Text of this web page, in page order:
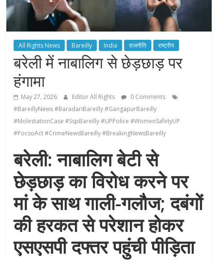
All Rights News Bareilly India राजनीति राष्ट्रीय
बरेली में नाबालिग से छेड़छाड़ पर
हंगामा
May 27, 2026 Editor All Rights
0 Comments
#BareillyNews #BaradariBareilly #GangapurBareilly
#MolestationCase #SspBareilly #UPPolice #WomenSafetyUP
#PocsoAct #CrimeNewsBareilly #BreakingNewsBareilly
बरेली: नाबालिग बेटी से
छेड़छाड़ का विरोध करने पर
मां के साथ गाली-गलौज; दबंगों
की हरकत से परेशान होकर
एसएसपी दफ्तर पहुंची पीड़िता